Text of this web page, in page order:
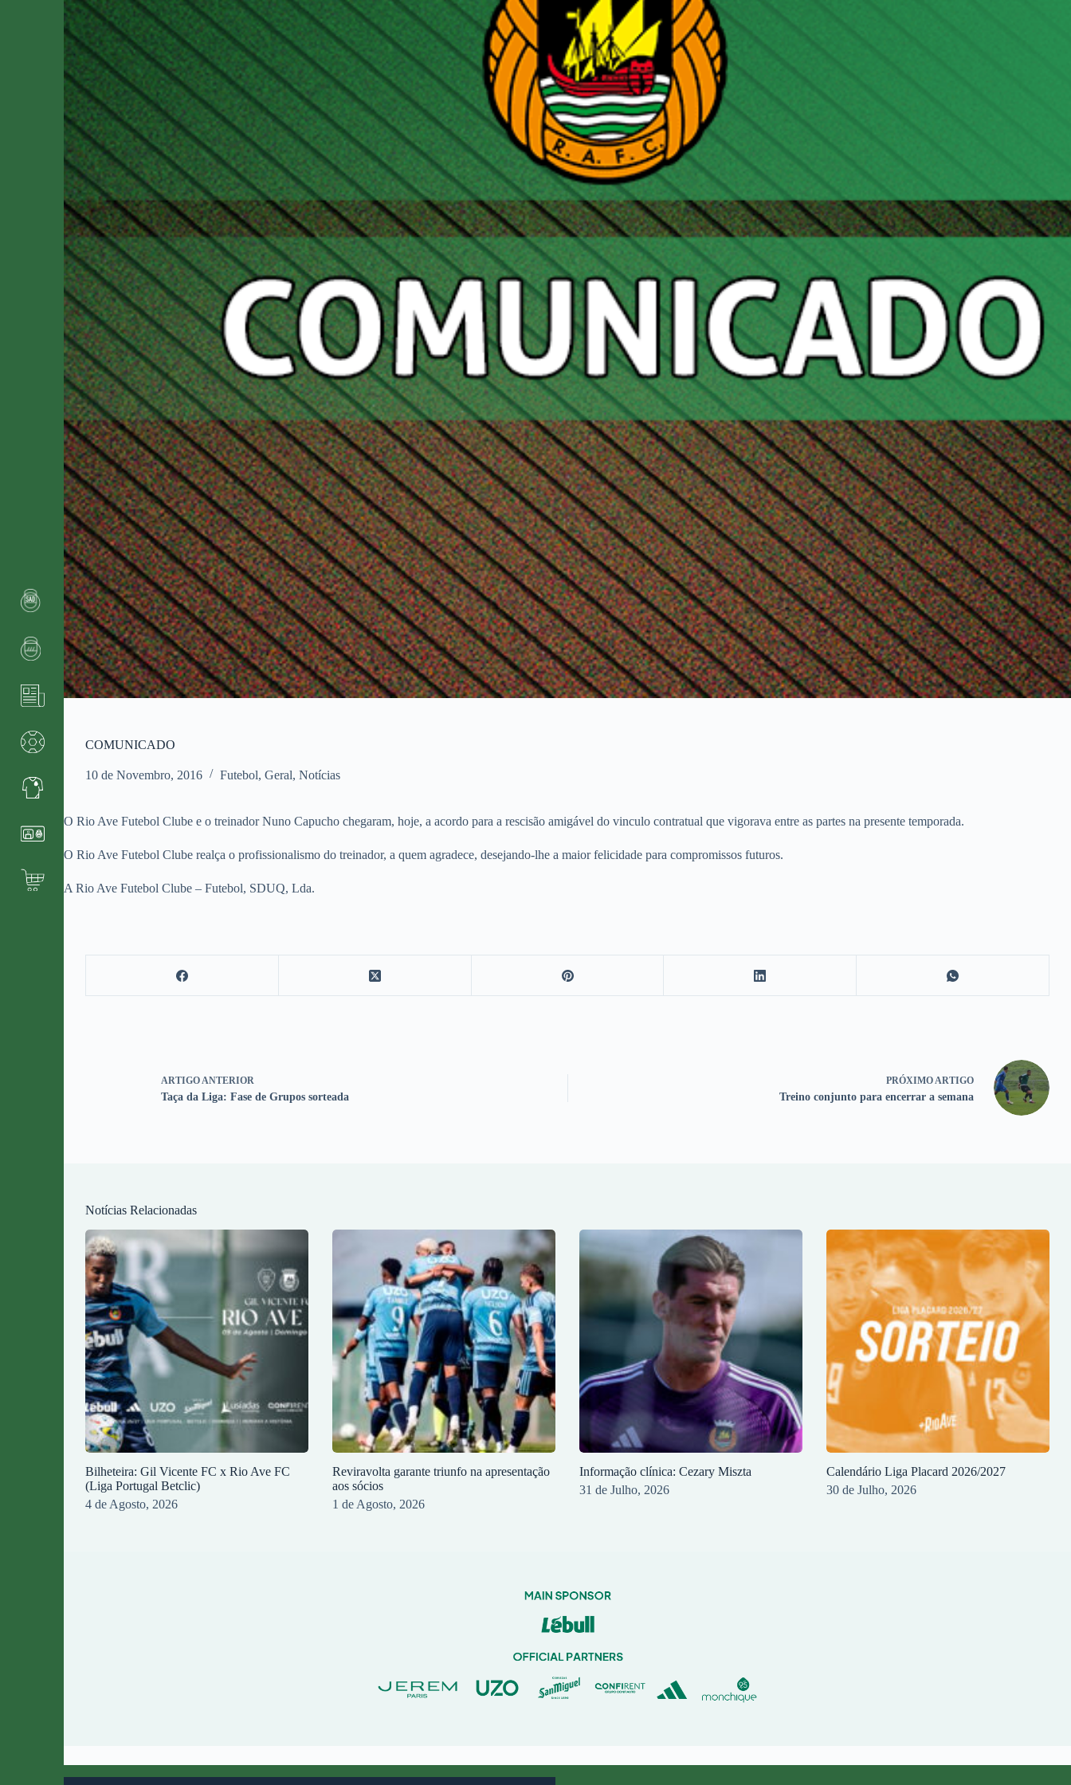
COMUNICADO
10 de Novembro, 2016 Futebol,Geral,Notícias
O Rio Ave Futebol Clube e o treinador Nuno Capucho chegaram, hoje, a acordo para a rescisão amigável do vinculo contratual que vigorava entre as partes na presente temporada.
O Rio Ave Futebol Clube realça o profissionalismo do treinador, a quem agradece, desejando-lhe a maior felicidade para compromissos futuros.
A Rio Ave Futebol Clube – Futebol, SDUQ, Lda.
ARTIGO ANTERIOR
Taça da Liga: Fase de Grupos sorteada
PRÓXIMO ARTIGO
Treino conjunto para encerrar a semana
Notícias Relacionadas
Bilheteira: Gil Vicente FC x Rio Ave FC
(Liga Portugal Betclic)
4 de Agosto, 2026
Reviravolta garante triunfo na apresentação
aos sócios
1 de Agosto, 2026
Informação clínica: Cezary Miszta
31 de Julho, 2026
Calendário Liga Placard 2026/2027
30 de Julho, 2026